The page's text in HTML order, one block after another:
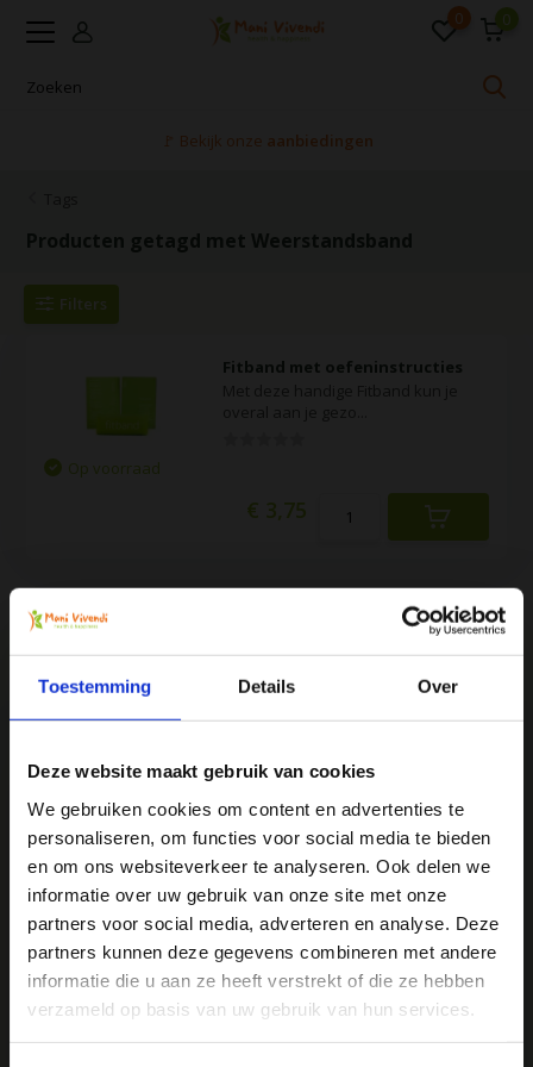
Toestemming Details Over
Deze website maakt gebruik van cookies
We gebruiken cookies om content en advertenties te
personaliseren, om functies voor social media te bieden
en om ons websiteverkeer te analyseren. Ook delen we
informatie over uw gebruik van onze site met onze
partners voor social media, adverteren en analyse. Deze
partners kunnen deze gegevens combineren met andere
informatie die u aan ze heeft verstrekt of die ze hebben
verzameld op basis van uw gebruik van hun services.
0 0
🚩 Bekijk onze aanbiedingen
Producten getagd met Weerstandsband
Filters
Fitband met oefeninstructies
Op voorraad
€ 3,75
Mani Vivendi gezondheidsproducten: Net dat
Mani Vivendi heeft bijna 25 jaar ervaring met effectieve,
duurzame producten die de gezondheid in het algemeen
bevorderen en klachten helpen voorkomen.
Ja, ik wil 5% korting op mijn
volgende bestelling!
Ontvang direct 5% kortingop je volgende aankoop en
profiteer maandelijks van hoge kortingen door je te
abonneren op onze leuke nieuwsbrief! 😀